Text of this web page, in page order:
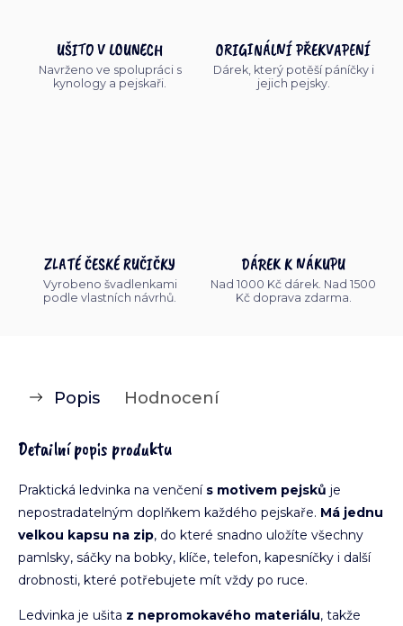
UŠITO V LOUNECH
Navrženo ve spolupráci s
kynology a pejskaři.
ORIGINÁLNÍ PŘEKVAPENÍ
Dárek, který potěší páníčky i
jejich pejsky.
ZLATÉ ČESKÉ RUČIČKY
Vyrobeno švadlenkami
podle vlastních návrhů.
DÁREK K NÁKUPU
Nad 1000 Kč dárek. Nad 1500
Kč doprava zdarma.
Popis Hodnocení
Detailní popis produktu
Praktická ledvinka na venčení s motivem pejsků je
nepostradatelným doplňkem každého pejskaře. Má jednu
velkou kapsu na zip, do které snadno uložíte všechny
pamlsky, sáčky na bobky, klíče, telefon, kapesníčky i další
drobnosti, které potřebujete mít vždy po ruce.
Ledvinka je ušita z nepromokavého materiálu, takže